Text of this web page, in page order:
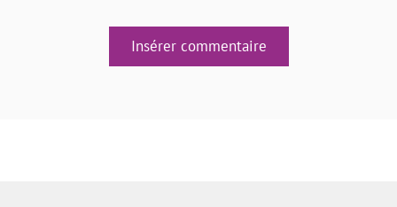
Insérer commentaire